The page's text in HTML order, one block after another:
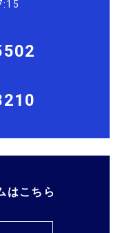
はこちら